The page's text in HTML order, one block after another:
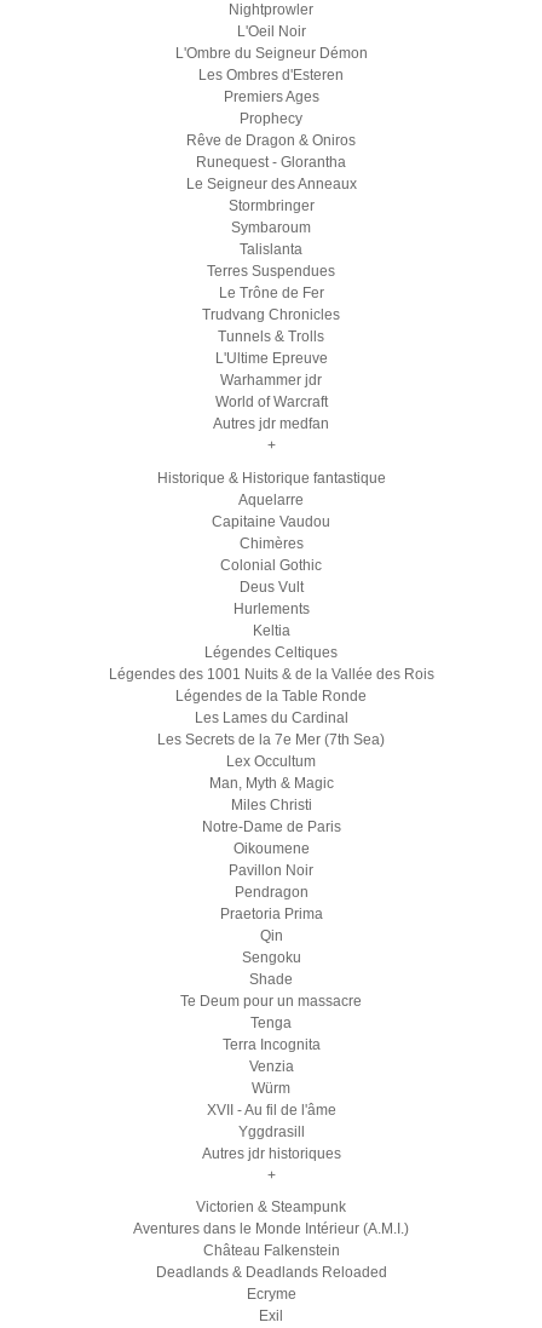
Nightprowler
L'Oeil Noir
L'Ombre du Seigneur Démon
Les Ombres d'Esteren
Premiers Ages
Prophecy
Rêve de Dragon & Oniros
Runequest - Glorantha
Le Seigneur des Anneaux
Stormbringer
Symbaroum
Talislanta
Terres Suspendues
Le Trône de Fer
Trudvang Chronicles
Tunnels & Trolls
L'Ultime Epreuve
Warhammer jdr
World of Warcraft
Autres jdr medfan
+
Historique & Historique fantastique
Aquelarre
Capitaine Vaudou
Chimères
Colonial Gothic
Deus Vult
Hurlements
Keltia
Légendes Celtiques
Légendes des 1001 Nuits & de la Vallée des Rois
Légendes de la Table Ronde
Les Lames du Cardinal
Les Secrets de la 7e Mer (7th Sea)
Lex Occultum
Man, Myth & Magic
Miles Christi
Notre-Dame de Paris
Oikoumene
Pavillon Noir
Pendragon
Praetoria Prima
Qin
Sengoku
Shade
Te Deum pour un massacre
Tenga
Terra Incognita
Venzia
Würm
XVII - Au fil de l'âme
Yggdrasill
Autres jdr historiques
+
Victorien & Steampunk
Aventures dans le Monde Intérieur (A.M.I.)
Château Falkenstein
Deadlands & Deadlands Reloaded
Ecryme
Exil